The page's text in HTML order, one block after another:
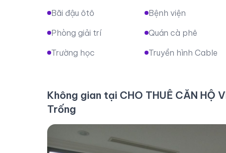
Bãi đậu ôtô Bệnh viện
Phòng giải trí
Quán cà phê
Trường học
Truyền hình Cable
Không gian tại CHO THUÊ CĂN HỘ
Trống